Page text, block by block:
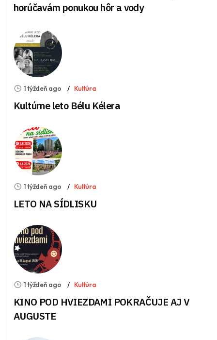
horúčavám ponukou hôr a vody
1 týždeň ago Kultúra
Kultúrne leto Bélu Kélera
1 týždeň ago Kultúra
LETO NA SÍDLISKU
1 týždeň ago Kultúra
KINO POD HVIEZDAMI POKRAČUJE AJ V
AUGUSTE